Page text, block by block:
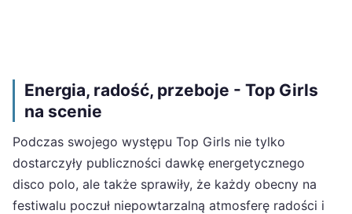
Energia, radość, przeboje - Top Girls
na scenie
Podczas swojego występu Top Girls nie tylko
dostarczyły publiczności dawkę energetycznego
disco polo, ale także sprawiły, że każdy obecny na
festiwalu poczuł niepowtarzalną atmosferę radości i